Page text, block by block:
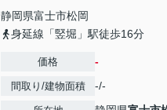
静岡県富士市松岡
身延線「竪堀」駅徒歩16分
価格 -
間取り/建物面積 -/-